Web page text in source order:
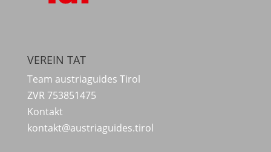
VEREIN TAT
Team austriaguides Tirol
ZVR 753851475
Kontakt
kontakt@austriaguides.tirol